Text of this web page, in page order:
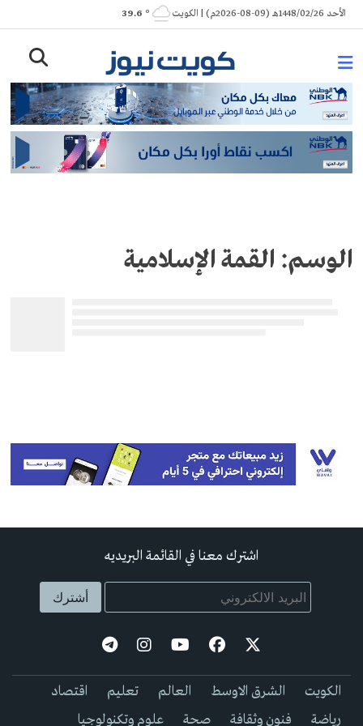
Skip
to
الأحد 1448/02/26هـ (09-08-2026م) | الكويت ° 39.6
الوسم: القمة الإسلامية
اشترك معنا في القائمة البريديه
الكويت الشرق الاوسط العالم تعليم
اقتصاد
رياضة
فنون وثقافة صحة علوم وتكنولوجيا